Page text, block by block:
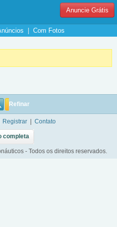
Anuncie Grátis
Com Fotos
Refinar
Registrar Contato
completa
- Todos os direitos reservados.